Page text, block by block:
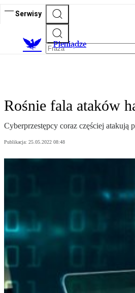
Serwisy
Pieniądze
Rośnie fala ataków
Cyberprzestępcy coraz częściej
Publikacja: 25.05.2022 08:48